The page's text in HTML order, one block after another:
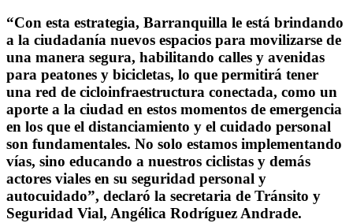
“Con esta estrategia, Barranquilla le está brindando
a la ciudadanía nuevos espacios para movilizarse de
una manera segura, habilitando calles y avenidas
para peatones y bicicletas, lo que permitirá tener
una red de cicloinfraestructura conectada, como un
aporte a la ciudad en estos momentos de emergencia
en los que el distanciamiento y el cuidado personal
son fundamentales. No solo estamos implementando
vías, sino educando a nuestros ciclistas y demás
actores viales en su seguridad personal y
autocuidado”, declaró la secretaria de Tránsito y
Seguridad Vial, Angélica Rodríguez Andrade.